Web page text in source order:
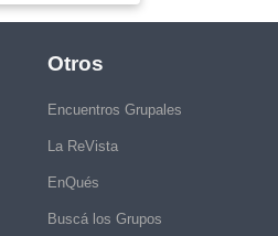
Otros
Encuentros Grupales
La ReVista
EnQués
Buscá los Grupos